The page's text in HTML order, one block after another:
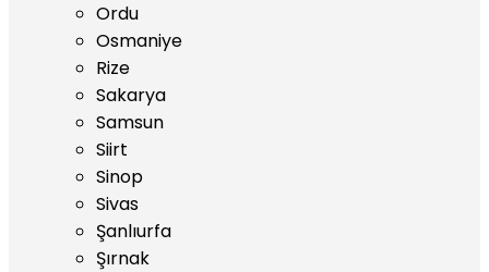
Ordu
Osmaniye
Rize
Sakarya
Samsun
Siirt
Sinop
Sivas
Şanlıurfa
Şırnak